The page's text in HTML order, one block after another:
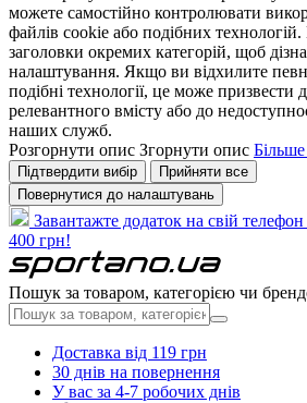
можете самостійно контролювати
файлів cookie або подібних технологій.
заголовки окремих категорій, щоб
налаштування. Якщо ви відхилите
подібні технології, це може
релевантного вмісту або до
наших служб.
Розгорнути опис Згорнути опис Більше
Підтвердити вибір
Прийняти все
Повернутися до налаштувань
Завантажте додаток на свій
400 грн!
Пошук за товаром, категорією чи
Доставка від 119 грн
30 днів на повернення
У вас за 4-7 робочих днів